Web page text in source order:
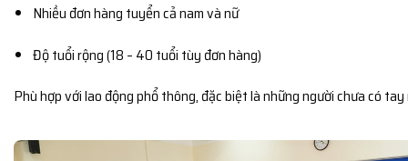
Nhiều đơn hàng tuyển cả nam và nữ
Độ tuổi rộng (18 – 40 tuổi tùy đơn hàng)
Phù hợp với lao động phổ thông, đặc biệt là những người chưa có